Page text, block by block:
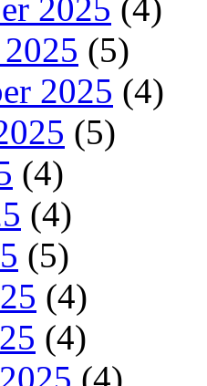
2025 (4)
(5)
2025 (4)
(5)
(4)
(4)
(5)
(4)
(4)